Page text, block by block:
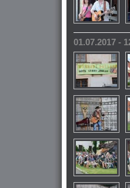
01.07.2017 -